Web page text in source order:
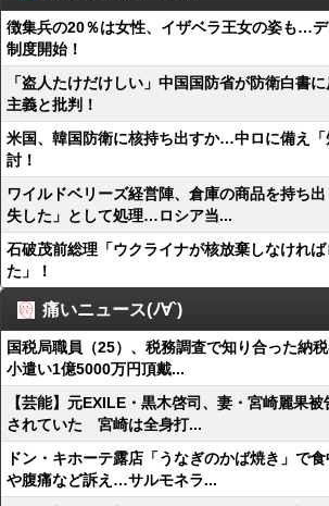
徴集兵の20％は女性、イザベラ王女の姿も…
制度開始！
「盗人たけだけしい」中国国防省が防衛白書
主義と批判！
米国、韓国防衛に核持ち出すか…中ロに備え
討！
ワイルドベリーズ経営陣、倉庫の商品を持ち
失した」として処理…ロシア当...
石破茂前総理「ウクライナが核放棄しなけれ
た」！
痛いニュース(ﾉ∀`)
国税局職員（25）、税務調査で知り合った納
小遣い1億5000万円頂戴...
【芸能】元EXILE・黒木啓司、妻・宮崎麗果
されていた 宮崎は全身打...
ドン・キホーテ露店「うなぎのかば焼き」で
や腹痛など訴え…サルモネラ...